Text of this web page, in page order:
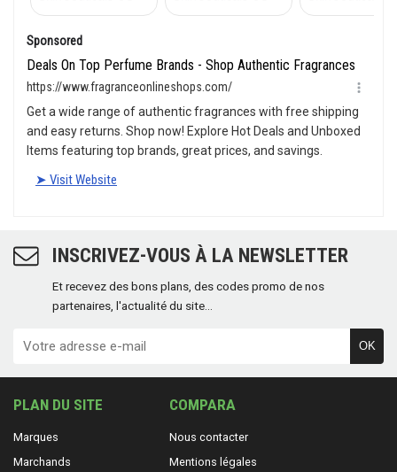
INSCRIVEZ-VOUS À LA NEWSLETTER
Et recevez des bons plans, des codes promo de nos
partenaires, l'actualité du site...
OK
PLAN DU SITE
Marques
Marchands
COMPARA
Nous contacter
Mentions légales